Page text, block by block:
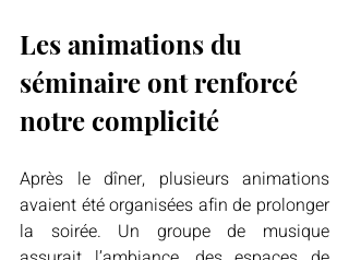
Les animations du
séminaire ont renforcé
notre complicité
Après le dîner, plusieurs animations
avaient été organisées afin de prolonger
la soirée. Un groupe de musique